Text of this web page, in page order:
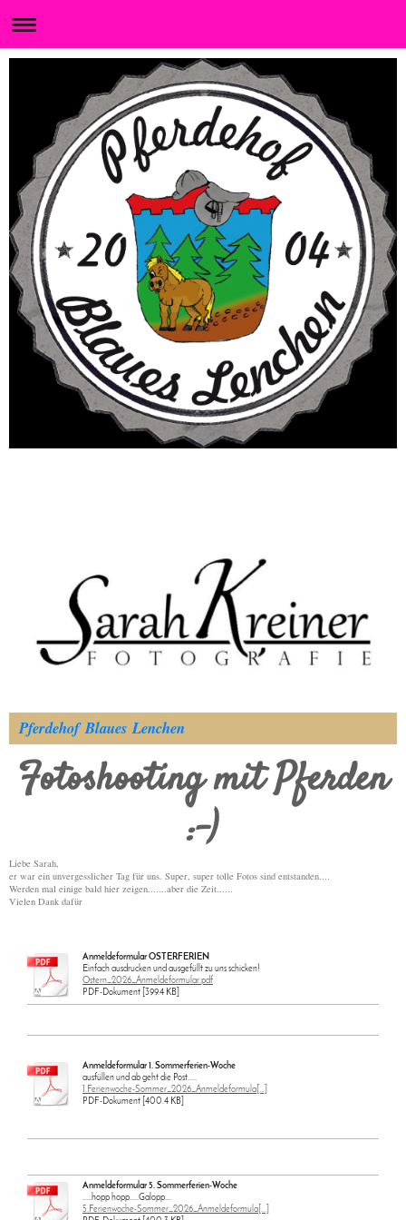
Pferdehof Blaues Lenchen
Fotoshooting mit Pferden
:-)
Liebe Sarah,
er war ein unvergesslicher Tag für uns. Super, super tolle Fotos sind entstanden....
Werden mal einige bald hier zeigen.......aber die Zeit......
Vielen Dank dafür
Anmeldeformular OSTERFERIEN
Einfach ausdrucken und ausgefüllt zu uns schicken!
Ostern_2026_Anmeldeformular.pdf
PDF-Dokument [399.4 KB]
Anmeldeformular 1. Sommerferien-Woche
ausfüllen und ab geht die Post.....
1.Ferienwoche-Sommer_2026_Anmeldeformula[...]
PDF-Dokument [400.4 KB]
Anmeldeformular 5. Sommerferien-Woche
.....hopp hopp.....Galopp....
5.Ferienwoche-Sommer_2026_Anmeldeformula[...]